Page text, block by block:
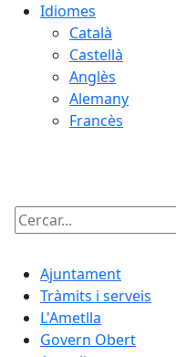
Idiomes
Català
Castellà
Anglès
Alemany
Francès
Cercar:
Ajuntament
Tràmits i serveis
L'Ametlla
Govern Obert